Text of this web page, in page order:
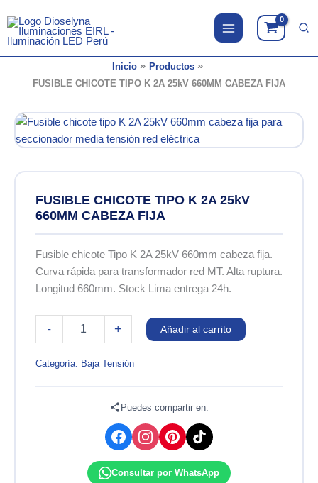
contenido
Inicio
Productos
FUSIBLE CHICOTE TIPO K 2A 25kV 660MM CABEZA FIJA
FUSIBLE CHICOTE TIPO K 2A 25kV
660MM CABEZA FIJA
Fusible chicote Tipo K 2A 25kV 660mm cabeza fija.
Curva rápida para transformador red MT. Alta ruptura.
Longitud 660mm. Stock Lima entrega 24h.
-
K
+ Añadir al carrito
Categoría: Baja Tensión
Puedes compartir en:
Consultar por WhatsApp